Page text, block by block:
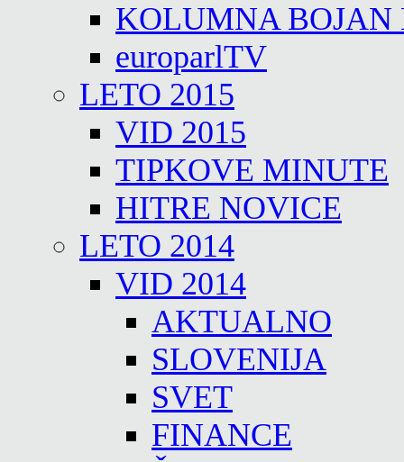
KOLUMNA BOJAN
europarlTV
LETO 2015
VID 2015
TIPKOVE MINUTE
HITRE NOVICE
LETO 2014
VID 2014
AKTUALNO
SLOVENIJA
SVET
FINANCE